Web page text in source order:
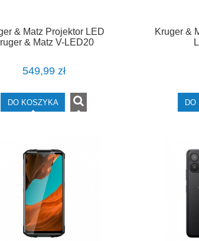
& Matz Projektor LED
& Matz V-LED20
549,99 zł
DO KOSZYKA
Kruger &
DO